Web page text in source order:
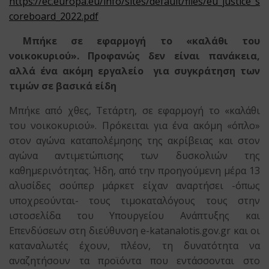
coreboard_2022.pdf
Μπήκε σε εφαρμογή το «καλάθι του
νοικοκυριού». Προφανώς δεν είναι πανάκεια,
αλλά ένα ακόμη εργαλείο για συγκράτηση των
τιμών σε βασικά είδη
Μπήκε από χθες, Τετάρτη, σε εφαρμογή το «καλάθι
του νοικοκυριού». Πρόκειται για ένα ακόμη «όπλο»
στον αγώνα καταπολέμησης της ακρίβειας και στον
αγώνα αντιμετώπισης των δυσκολιών της
καθημερινότητας. Ήδη, από την προηγούμενη μέρα 13
αλυσίδες σούπερ μάρκετ είχαν αναρτήσει -όπως
υποχρεούνται- τους τιμοκαταλόγους τους στην
ιστοσελίδα του Υπουργείου Ανάπτυξης και
Επενδύσεων στη διεύθυνση e-katanalotis.gov.gr και οι
καταναλωτές έχουν, πλέον, τη δυνατότητα να
αναζητήσουν τα προϊόντα που εντάσσονται στο